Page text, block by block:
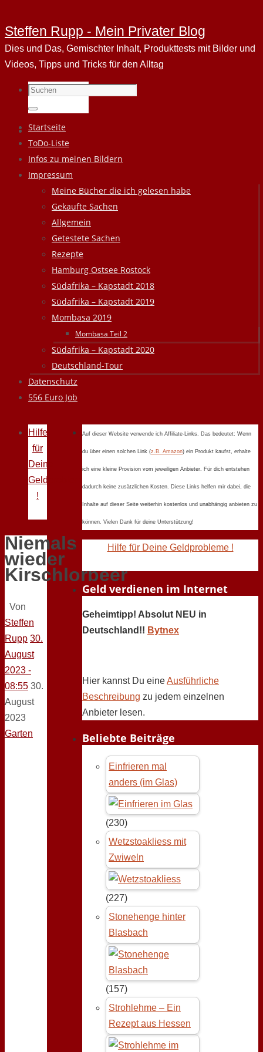
Steffen Rupp - Mein Privater Blog
Dies und Das, Gemischter Inhalt, Produkttests mit Bilder und
Videos, Tipps und Tricks für den Alltag
Suchen
nach:
Suchen
Zum
Inhalt
springen
Startseite
ToDo-Liste
Infos zu meinen Bildern
Impressum
Meine Bücher die ich gelesen habe
Gekaufte Sachen
Allgemein
Getestete Sachen
Rezepte
Hamburg Ostsee Rostock
Südafrika – Kapstadt 2018
Südafrika – Kapstadt 2019
Mombasa 2019
Mombasa Teil 2
Südafrika – Kapstadt 2020
Deutschland-Tour
Datenschutz
556 Euro Job
Hilfe
für
Deine
Geldprobleme
!
Niemals
wieder
Kirschlorbeer
Von
Steffen
Rupp 30.
August
2023 -
08:55 30.
August
2023
Garten
Auf dieser Website verwende ich Affiliate-Links. Das bedeutet: Wenn
du über einen solchen Link (z.B. Amazon) ein Produkt kaufst, erhalte
ich eine kleine Provision vom jeweiligen Anbieter. Für dich entstehen
dadurch keine zusätzlichen Kosten. Diese Links helfen mir dabei, die
Inhalte auf dieser Seite weiterhin kostenlos und unabhängig anbieten zu
können. Vielen Dank für deine Unterstützung!
Hilfe für Deine Geldprobleme !
Geld verdienen im Internet
Geheimtipp! Absolut NEU in
Deutschland!! Bytnex
Hier kannst Du eineAusführliche
Beschreibung zu jedem einzelnen
Anbieter lesen.
Beliebte Beiträge
Einfrieren mal
anders (im Glas)
(230)
Wetzstoakliess mit
Zwiweln
(227)
Stonehenge hinter
Blasbach
(157)
Strohlehme – Ein
Rezept aus Hessen